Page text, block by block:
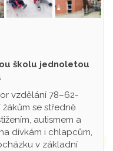
školu jednoletou
vzdělání 78–62-
se středně
autismem a
dívkám i chlapcům,
v základní